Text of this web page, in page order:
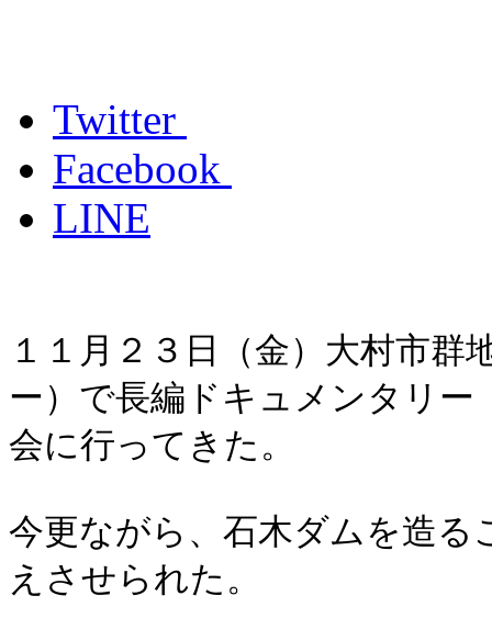
Twitter
Facebook
LINE
１１月２３日（金）大村市
ー）で長編ドキュメンタリ
会に行ってきた。
今更ながら、石木ダムを造る
えさせられた。